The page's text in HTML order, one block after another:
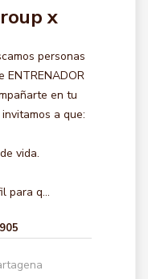
x
personas
ENTRENADOR
en tu
a que:
vida.
para q...